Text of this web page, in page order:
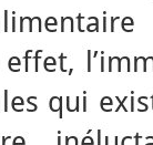
qui